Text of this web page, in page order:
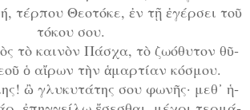
τέρ­που Θε­ο­τό­κε, ἐν τῇ ἐ­γέρ­σει τοῦ
τό­κου σου.
τὸ και­νὸν Πά­σχα, τὸ ζω­ό­θυ­τον θῦ­
ὁ αἴ­ρων τὴν ἁ­μαρ­τί­αν κό­σμου.
ὢ γλυ­κυ­τά­της σου φω­νῆς· μεθ᾿ ἡ­